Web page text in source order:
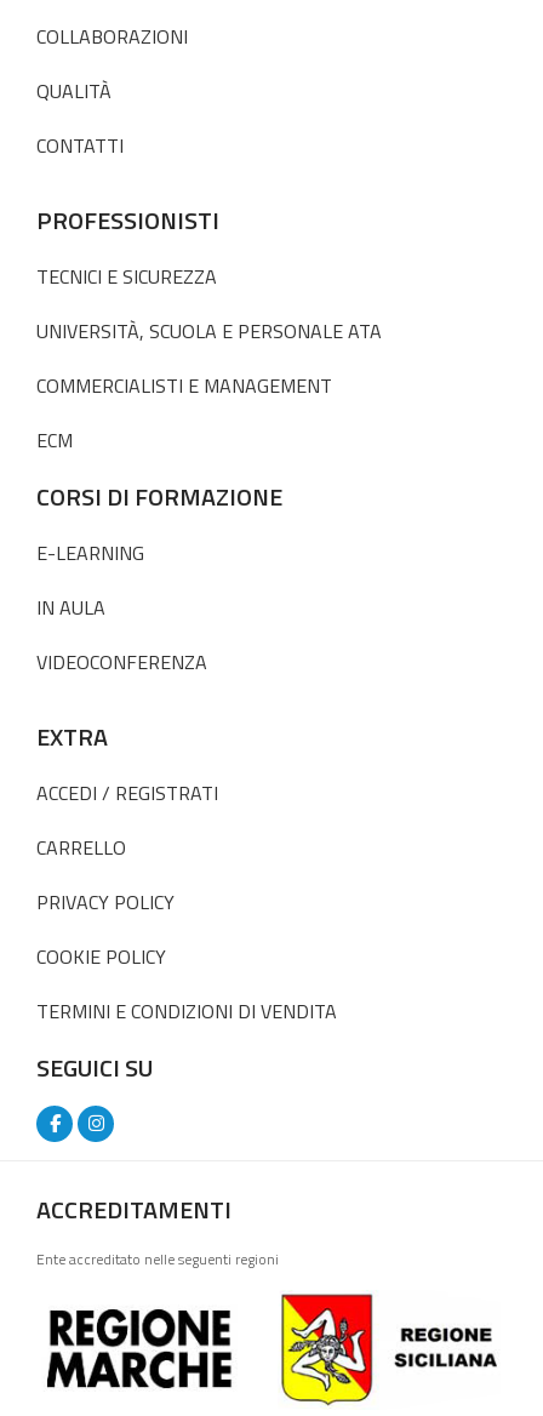
COLLABORAZIONI
QUALITÀ
CONTATTI
PROFESSIONISTI
TECNICI E SICUREZZA
UNIVERSITÀ, SCUOLA E PERSONALE ATA
COMMERCIALISTI E MANAGEMENT
ECM
CORSI DI FORMAZIONE
E-LEARNING
IN AULA
VIDEOCONFERENZA
EXTRA
ACCEDI / REGISTRATI
CARRELLO
PRIVACY POLICY
COOKIE POLICY
TERMINI E CONDIZIONI DI VENDITA
SEGUICI SU
ACCREDITAMENTI
Ente accreditato nelle seguenti regioni